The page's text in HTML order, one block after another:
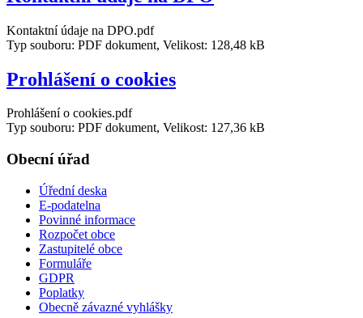
Kontaktní údaje na DPO.pdf
Typ souboru: PDF dokument, Velikost: 128,48 kB
Prohlášení o cookies
Prohlášení o cookies.pdf
Typ souboru: PDF dokument, Velikost: 127,36 kB
Obecní úřad
Úřední deska
E-podatelna
Povinné informace
Rozpočet obce
Zastupitelé obce
Formuláře
GDPR
Poplatky
Obecně závazné vyhlášky